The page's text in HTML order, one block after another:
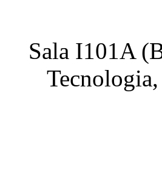
Sala I101A